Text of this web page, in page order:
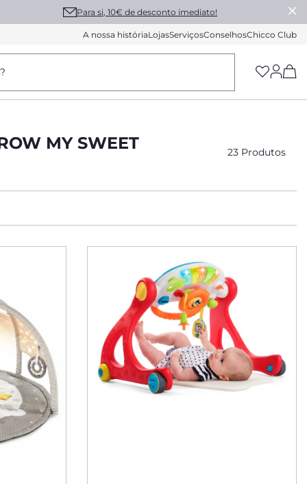
Para si, 10€ de desconto imediato!
A nossa históriaLojasServiçosConselhosChicco Club
MY SWEET
23 Produtos